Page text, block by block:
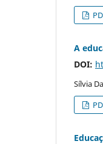
A
DOI:
Sílvia